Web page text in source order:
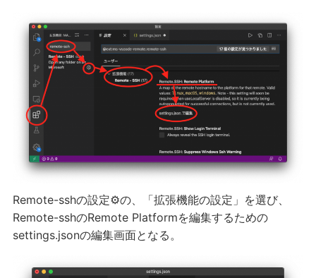
Remote-sshの設定⚙の、「拡張機能の設定」を選び、
Remote-sshのRemote Platformを編集するための
settings.jsonの編集画面となる。